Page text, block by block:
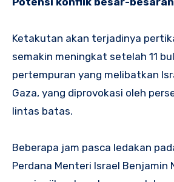
Ketakutan akan terjadinya
semakin meningkat setelah 11
pertempuran yang melibatkan
Gaza, yang diprovokasi oleh
lintas batas.
Beberapa jam pasca ledakan
Perdana Menteri Israel Benjamin